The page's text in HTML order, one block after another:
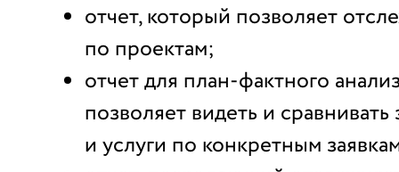
отчет, который позволяет
по проектам;
отчет для план-фактного
позволяет видеть и
и услуги по конкретным